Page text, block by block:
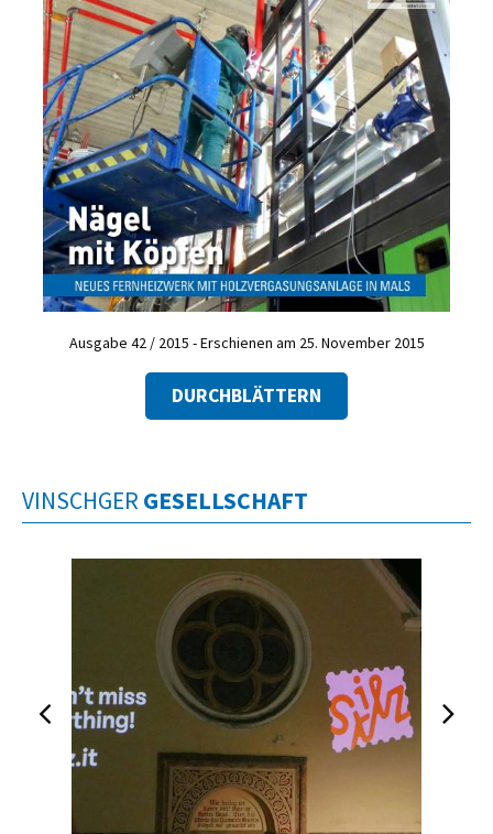
Ausgabe 42 / 2015 - Erschienen am 25. November 2015
DURCHBLÄTTERN
VINSCHGER GESELLSCHAFT